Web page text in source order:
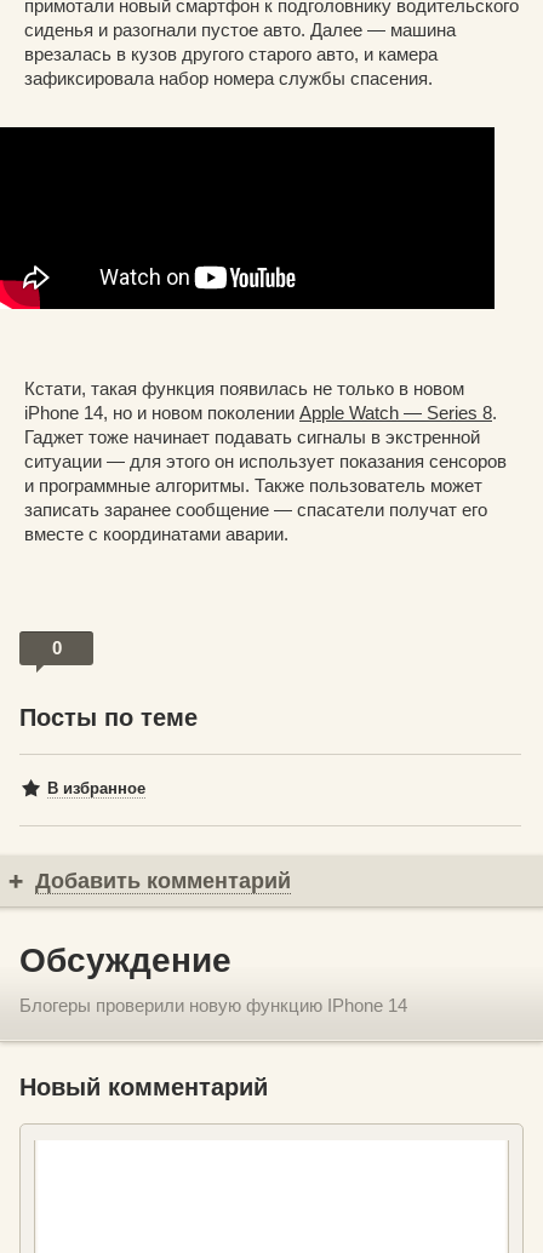
примотали новый смартфон к подголовнику водительского
сиденья и разогнали пустое авто. Далее — машина
врезалась в кузов другого старого авто, и камера
зафиксировала набор номера службы спасения.
Кстати, такая функция появилась не только в новом
iPhone 14, но и новом поколении Apple Watch — Series 8.
Гаджет тоже начинает подавать сигналы в экстренной
ситуации — для этого он использует показания сенсоров
и программные алгоритмы. Также пользователь может
записать заранее сообщение — спасатели получат его
вместе с координатами аварии.
0
Посты по теме
В избранное
Добавить комментарий
Обсуждение
Блогеры проверили новую функцию IPhone 14
Новый комментарий